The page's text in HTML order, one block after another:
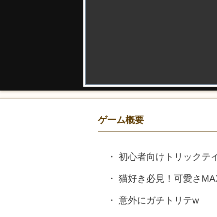
ゲーム概要
初心者向けトリックテ
猫好き必見！可愛さ
意外にガチトリテw